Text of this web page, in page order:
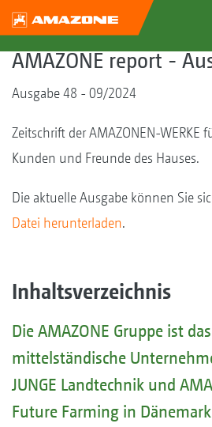
AMAZONE report -
Ausgabe 48 - 09/2024
Zeitschrift der AMAZONEN-WERKE
Kunden und Freunde des Hauses.
Die aktuelle Ausgabe können Sie
Datei herunterladen.
Inhaltsverzeichnis
Die AMAZONE Gruppe ist
mittelständische
JUNGE Landtechnik und
Future Farming in Dänemark